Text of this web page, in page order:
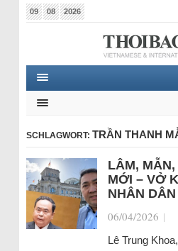
09 08 2026
SCHLAGWORT: TRẦN THANH
LÂM,
MỚI – VỞ
NHÂN DÂN
06/04/2026 |
Lê Trung